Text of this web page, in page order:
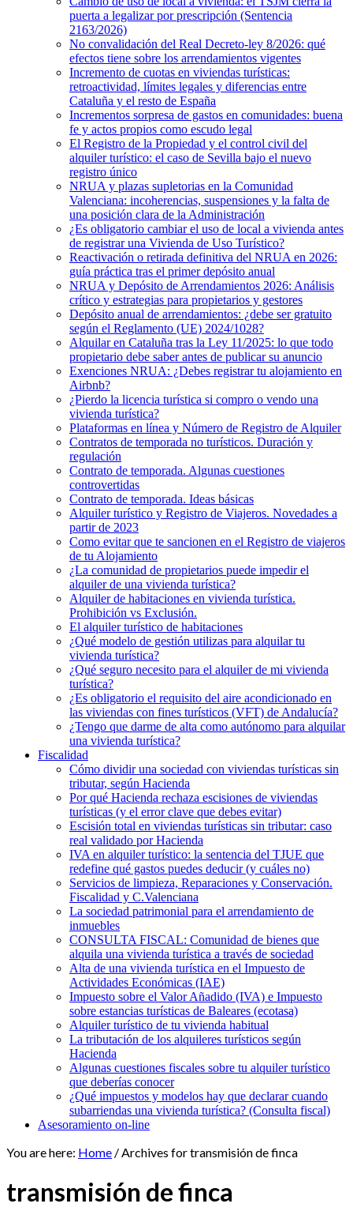
puerta a legalizar por prescripción (Sentencia
2163/2026)
No convalidación del Real Decreto-ley 8/2026: qué
efectos tiene sobre los arrendamientos vigentes
Incremento de cuotas en viviendas turísticas:
retroactividad, límites legales y diferencias entre
Cataluña y el resto de España
Incrementos sorpresa de gastos en comunidades: buena
fe y actos propios como escudo legal
El Registro de la Propiedad y el control civil del
alquiler turístico: el caso de Sevilla bajo el nuevo
registro único
NRUA y plazas supletorias en la Comunidad
Valenciana: incoherencias, suspensiones y la falta de
una posición clara de la Administración
¿Es obligatorio cambiar el uso de local a vivienda antes
de registrar una Vivienda de Uso Turístico?
Reactivación o retirada definitiva del NRUA en 2026:
guía práctica tras el primer depósito anual
NRUA y Depósito de Arrendamientos 2026: Análisis
crítico y estrategias para propietarios y gestores
Depósito anual de arrendamientos: ¿debe ser gratuito
según el Reglamento (UE) 2024/1028?
Alquilar en Cataluña tras la Ley 11/2025: lo que todo
propietario debe saber antes de publicar su anuncio
Exenciones NRUA: ¿Debes registrar tu alojamiento en
Airbnb?
¿Pierdo la licencia turística si compro o vendo una
vivienda turística?
Plataformas en línea y Número de Registro de Alquiler
Contratos de temporada no turísticos. Duración y
regulación
Contrato de temporada. Algunas cuestiones
controvertidas
Contrato de temporada. Ideas básicas
Alquiler turístico y Registro de Viajeros. Novedades a
partir de 2023
Como evitar que te sancionen en el Registro de viajeros
de tu Alojamiento
¿La comunidad de propietarios puede impedir el
alquiler de una vivienda turística?
Alquiler de habitaciones en vivienda turística.
Prohibición vs Exclusión.
El alquiler turístico de habitaciones
¿Qué modelo de gestión utilizas para alquilar tu
vivienda turística?
¿Qué seguro necesito para el alquiler de mi vivienda
turística?
¿Es obligatorio el requisito del aire acondicionado en
las viviendas con fines turísticos (VFT) de Andalucía?
¿Tengo que darme de alta como autónomo para alquilar
una vivienda turística?
Fiscalidad
Cómo dividir una sociedad con viviendas turísticas sin
tributar, según Hacienda
Por qué Hacienda rechaza escisiones de viviendas
turísticas (y el error clave que debes evitar)
Escisión total en viviendas turísticas sin tributar: caso
real validado por Hacienda
IVA en alquiler turístico: la sentencia del TJUE que
redefine qué gastos puedes deducir (y cuáles no)
Servicios de limpieza, Reparaciones y Conservación.
Fiscalidad y C.Valenciana
La sociedad patrimonial para el arrendamiento de
inmuebles
CONSULTA FISCAL: Comunidad de bienes que
alquila una vivienda turística a través de sociedad
Alta de una vivienda turística en el Impuesto de
Actividades Económicas (IAE)
Impuesto sobre el Valor Añadido (IVA) e Impuesto
sobre estancias turísticas de Baleares (ecotasa)
Alquiler turístico de tu vivienda habitual
La tributación de los alquileres turísticos según
Hacienda
Algunas cuestiones fiscales sobre tu alquiler turístico
que deberías conocer
¿Qué impuestos y modelos hay que declarar cuando
subarriendas una vivienda turística? (Consulta fiscal)
Asesoramiento on-line
You are here: Home /Archives for transmisión de finca
transmisión de finca